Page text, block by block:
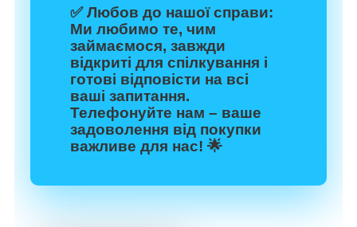
✅Любов до нашої справи:
Ми любимо те, чим
займаємося, завжди
відкриті для спілкування і
готові відповісти на всі
ваші запитання.
Телефонуйте нам – ваше
задоволення від покупки
важливе для нас! 🌟